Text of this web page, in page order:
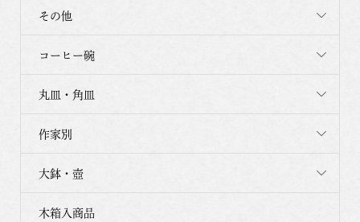
その他
コーヒー碗
丸皿・角皿
作家別
大鉢・壺
木箱入商品